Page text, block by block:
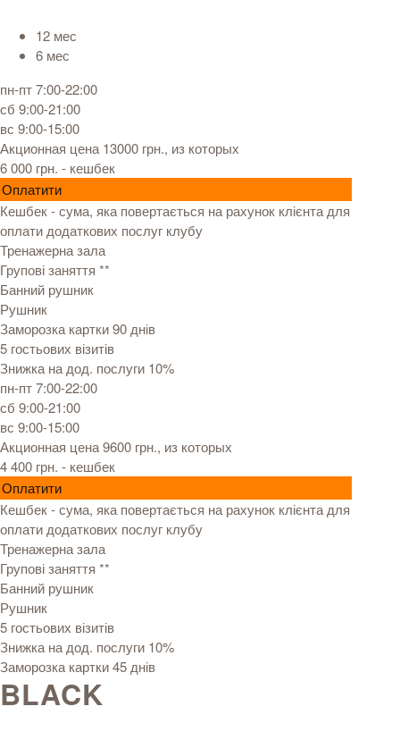
12 мес
6 мес
пн-пт 7:00-22:00
сб 9:00-21:00
вс 9:00-15:00
Акционная цена 13000 грн., из которых
6 000 грн. - кешбек
Оплатити
Кешбек - сума, яка повертається на рахунок клієнта для
оплати додаткових послуг клубу
Тренажерна зала
Групові заняття **
Банний рушник
Рушник
Заморозка картки 90 днів
5 гостьових візитів
Знижка на дод. послуги 10%
пн-пт 7:00-22:00
сб 9:00-21:00
вс 9:00-15:00
Акционная цена 9600 грн., из которых
4 400 грн. - кешбек
Оплатити
Кешбек - сума, яка повертається на рахунок клієнта для
оплати додаткових послуг клубу
Тренажерна зала
Групові заняття **
Банний рушник
Рушник
5 гостьових візитів
Знижка на дод. послуги 10%
Заморозка картки 45 днів
BLACK